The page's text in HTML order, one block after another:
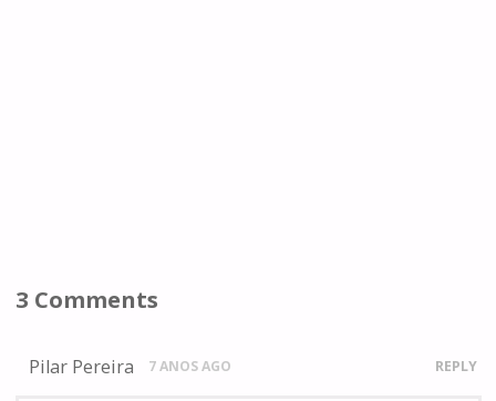
3 Comments
Pilar Pereira 7 ANOS AGO REPLY